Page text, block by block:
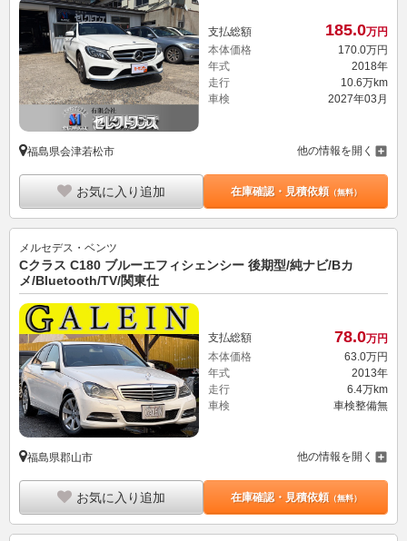
支払総額 185.0万円
本体価格
170.0万円
年式
2018年
走行
10.6万km
車検
2027年03月
福島県会津若松市 他の情報を開く
お気に入り追加 在庫確認・見積依頼（無料）
メルセデス・ベンツ
Cクラス C180 ブルーエフィシェンシー 後期型/純ナビ/Bカ
メ/Bluetooth/TV/関東仕
支払総額 78.0万円
本体価格
63. 0万円
年式
2013年
走行
6.4万km
車検
車検整備無
福島県郡山市 他の情報を開く
お気に入り追加 在庫確認・見積依頼（無料）